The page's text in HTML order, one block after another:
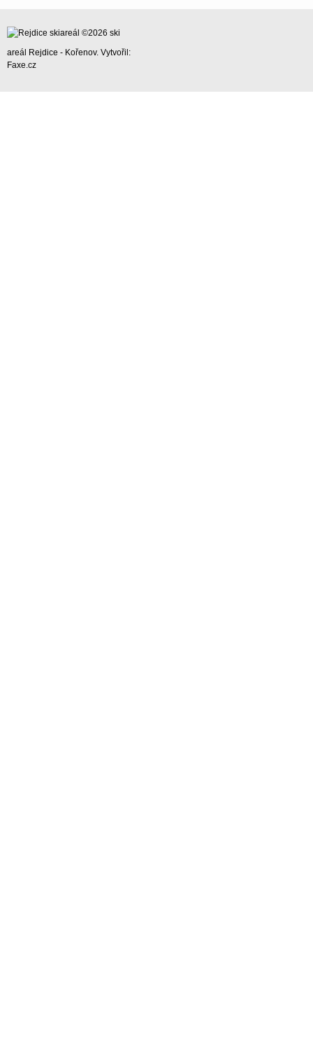
©2026 ski
areál Rejdice - Kořenov. Vytvořil:
Faxe.cz